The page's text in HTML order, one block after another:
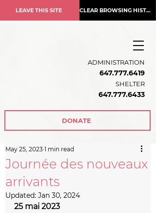
LEAVE THIS SITE CLEAR BROWSING HISTORY
ADMINISTRATION
647.777.6419
SHELTER
647.777.6433
DONATE
Journée des nouveaux
arrivants
May 25, 2023 1 min read
Updated: Jan 30, 2024
25 mai 2023